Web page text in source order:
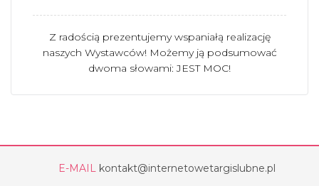
Z radością prezentujemy wspaniałą realizację
naszych Wystawców! Możemy ją podsumować
dwoma słowami: JEST MOC!
E-MAIL kontakt@internetowetargislubne.pl